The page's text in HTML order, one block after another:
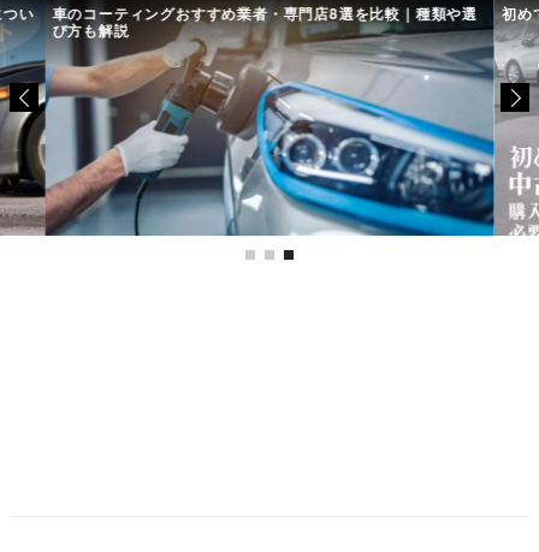
い 車のコーティングおすすめ業者・専門店8選を比較｜種類や選
び方も解説
初め